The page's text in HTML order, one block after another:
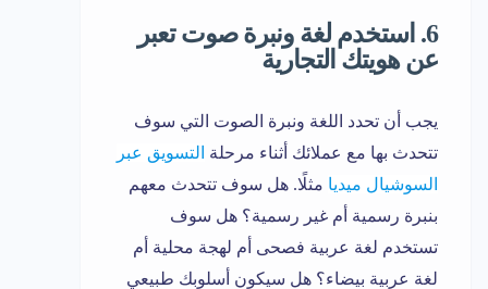
6. استخدم لغة ونبرة صوت تعبر
عن هويتك التجارية
يجب أن تحدد اللغة ونبرة الصوت التي سوف
تتحدث بها مع عملائك أثناء مرحلة التسويق عبر
السوشيال ميديا مثلًا. هل سوف تتحدث معهم
بنبرة رسمية أم غير رسمية؟ هل سوف
تستخدم لغة عربية فصحى أم لهجة محلية أم
لغة عربية بيضاء؟ هل سيكون أسلوبك طبيعي